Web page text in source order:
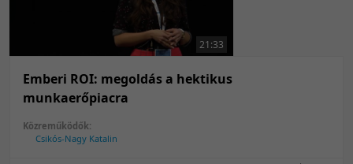
21:33
Emberi ROI: megoldás a hektikus
munkaerőpiacra
Közreműködők:
Csikós-Nagy Katalin